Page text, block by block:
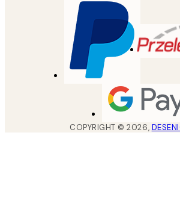
COPYRIGHT ©2026,